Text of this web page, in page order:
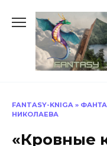
содержанию
FANTASY-KNIGA »
НИКОЛАЕВА
«Кровные